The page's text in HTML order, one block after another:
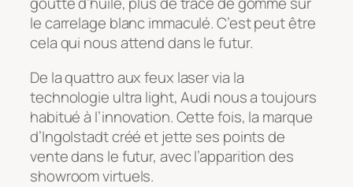
le carrelage blanc immaculé. C’est peut être
cela qui nous attend dans le futur.
De la quattro aux feux laser via la
technologie ultra light, Audi nous a toujours
habitué à l’innovation. Cette fois, la marque
d’Ingolstadt créé et jette ses points de
vente dans le futur, avec l’apparition des
showroom virtuels.